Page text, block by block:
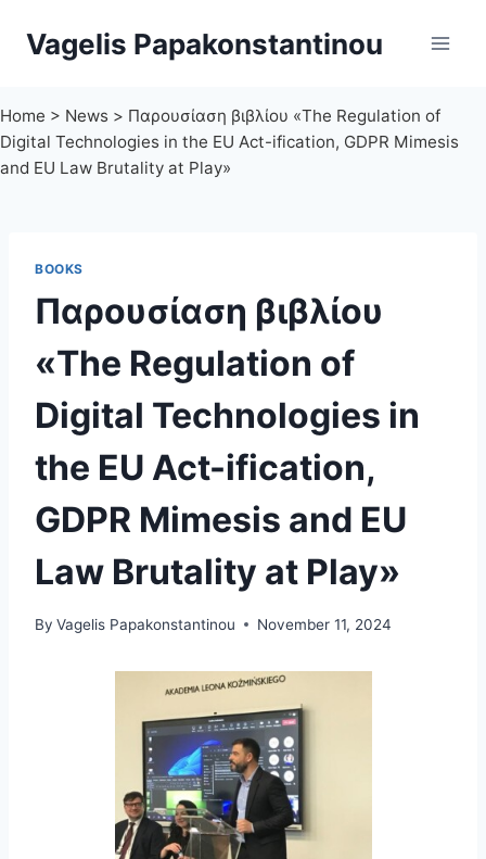
Vagelis Papakonstantinou
Home > News > Παρουσίαση βιβλίου «The Regulation of
Digital Technologies in the EU Act-ification, GDPR Mimesis
and EU Law Brutality at Play»
BOOKS
Παρουσίαση βιβλίου
«The Regulation of
Digital Technologies in
the EU Act-ification,
GDPR Mimesis and EU
Law Brutality at Play»
By Vagelis Papakonstantinou November 11, 2024